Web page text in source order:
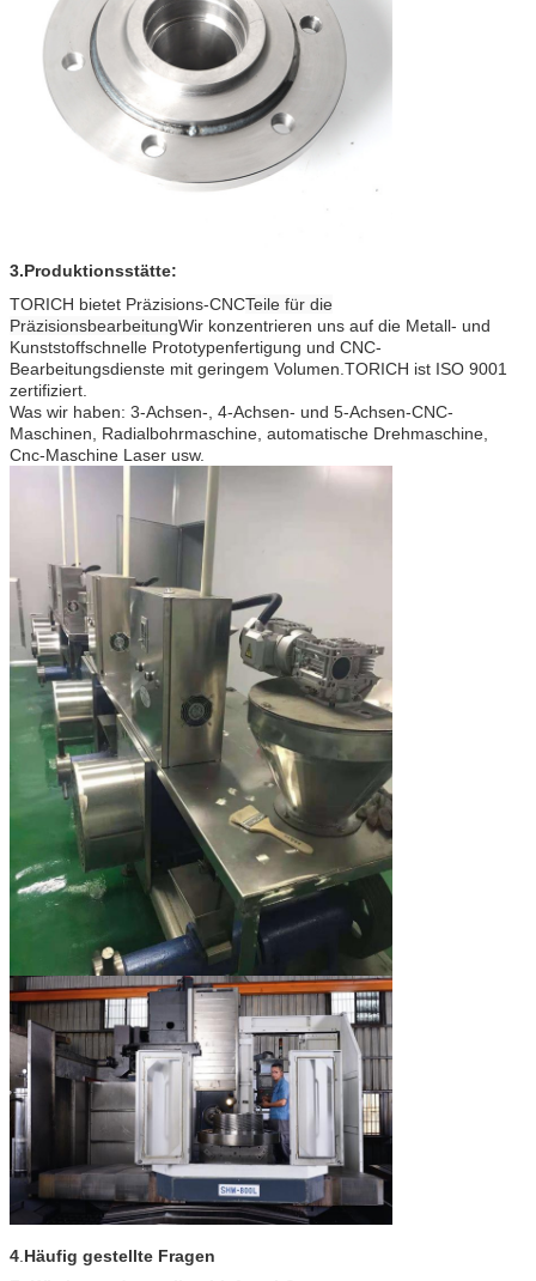
3.Produktionsstätte:
TORICH bietet Präzisions-CNCTeile für die
PräzisionsbearbeitungWir konzentrieren uns auf die Metall- und
Kunststoffschnelle Prototypenfertigung und CNC-
Bearbeitungsdienste mit geringem Volumen.TORICH ist ISO 9001
zertifiziert.
Was wir haben: 3-Achsen-, 4-Achsen- und 5-Achsen-CNC-
Maschinen, Radialbohrmaschine, automatische Drehmaschine,
Cnc-Maschine Laser usw.
4.Häufig gestellte Fragen